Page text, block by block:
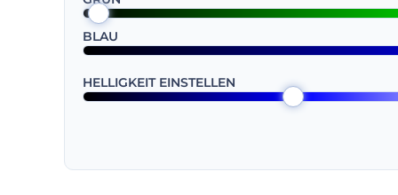
BLAU
HELLIGKEIT EINSTELLEN